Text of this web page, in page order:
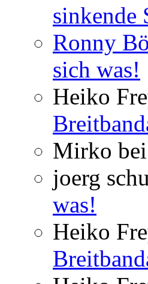
sinkende
Ronny
sich was!
Heiko
Mirko bei
joerg
was!
Heiko